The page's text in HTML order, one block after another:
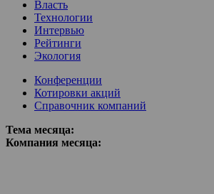
Власть
Технологии
Интервью
Рейтинги
Экология
Конференции
Котировки акций
Справочник компаний
Тема месяца:
Компания месяца: